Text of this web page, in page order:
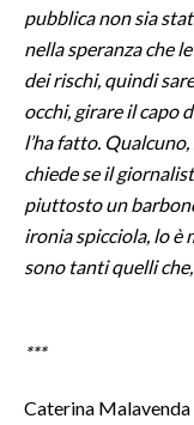
SARDEGNA TURISMO
NOTIZIE
EVENTI
#CARAUNIONE
3 MINUTI CON
ABBONATI
pubblica non sia
nella speranza che
dei rischi, quindi
occhi, girare il capo
l’ha fatto.
chiede se il
piuttosto un
ironia spicciola, lo è
sono tanti quelli
***
Caterina Malavenda